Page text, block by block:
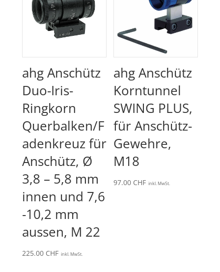
ahg Anschütz
Duo-Iris-
Ringkorn
Querbalken/F
adenkreuz für
Anschütz, Ø
3,8 – 5,8 mm
innen und 7,6
-10,2 mm
aussen, M 22
225.00 CHF inkl. MwSt.
ahg Anschütz
Korntunnel
SWING PLUS,
für Anschütz-
Gewehre,
M18
97.00 CHF inkl. MwSt.